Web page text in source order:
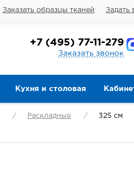
Заказать образцы тканей Задать
+7 (495) 77-11-279
Заказать звонок
Кухня и столовая
Раскладные 325 см